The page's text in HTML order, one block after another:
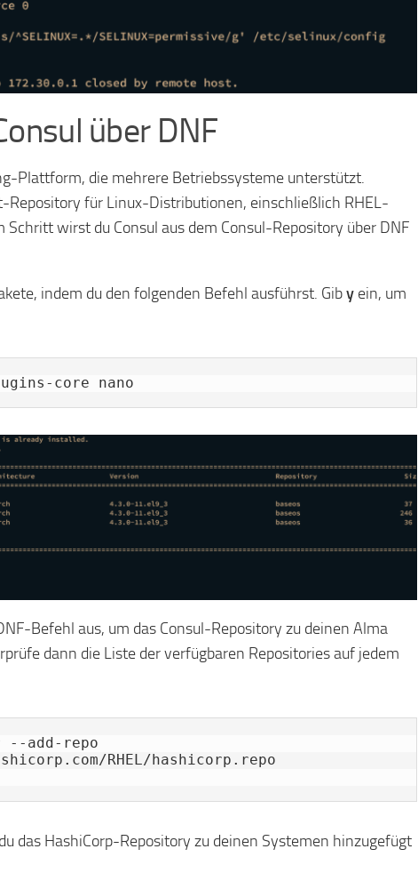
über DNF
Plattform, die mehrere Betriebssysteme unterstützt.
Repository für Linux-Distributionen, einschließlich RHEL-
wirst du Consul aus dem Consul-Repository über DNF
indem du den folgenden Befehl ausführst. Giby ein, um
core nano
Befehl aus, um das Consul-Repository zu deinen Alma
dann die Liste der verfügbaren Repositories auf jedem
--add-repo
RHEL/hashicorp.repo
das HashiCorp-Repository zu deinen Systemen hinzugefügt